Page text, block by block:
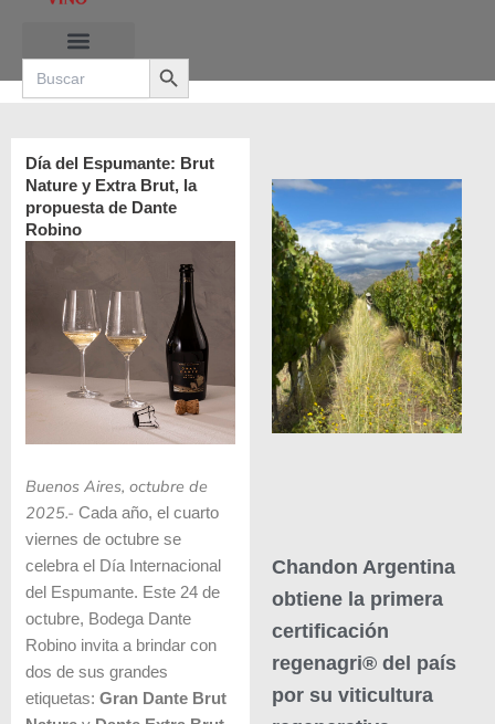
contenido
Search
for:
Search Button
Día del Espumante: Brut
Nature y Extra Brut, la
propuesta de Dante
Robino
Buenos Aires, octubre de
2025.- Cada año, el cuarto
viernes de octubre se
celebra el Día Internacional
del Espumante. Este 24 de
octubre, Bodega Dante
Robino invita a brindar con
dos de sus grandes
etiquetas: Gran Dante Brut
Chandon Argentina
obtiene la primera
certificación
regenagri® del país
por su viticultura